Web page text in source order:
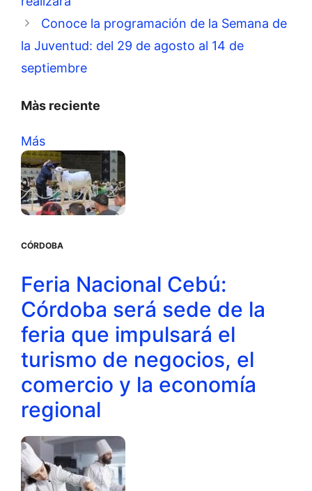
Conoce la programación de la Semana de
la Juventud: del 29 de agosto al 14 de
septiembre
Màs reciente
Más
CÓRDOBA
Feria Nacional Cebú:
Córdoba será sede de la
feria que impulsará el
turismo de negocios, el
comercio y la economía
regional